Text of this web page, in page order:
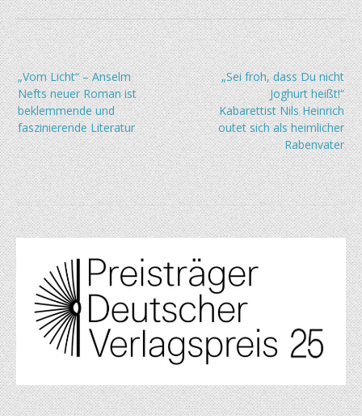
Beitragsnavigation
„Sei froh, dass Du nicht
Joghurt heißt!“
Kabarettist Nils Heinrich
outet sich als heimlicher
Rabenvater
„Vom Licht“ – Anselm
Nefts neuer Roman ist
beklemmende und
faszinierende Literatur